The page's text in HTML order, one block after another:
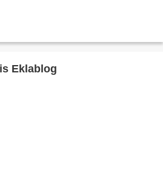
Article publié depuis Eklablog